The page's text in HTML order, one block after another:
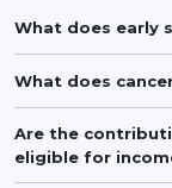
What does early
What does
Are the
eligible for